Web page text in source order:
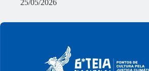
25/05/2026